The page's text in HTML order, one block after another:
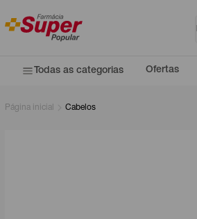
Todas as categorias Ofertas
Página inicial Cabelos